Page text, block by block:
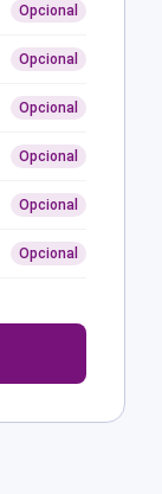
Opcional
Opcional
Opcional
Opcional
Opcional
Opcional